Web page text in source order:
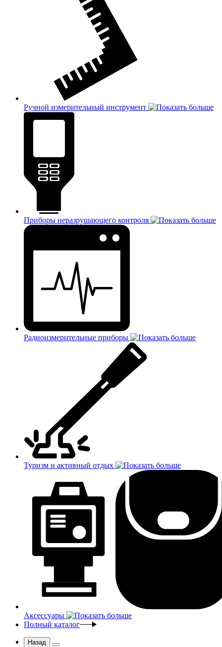
Ручной измерительный инструмент
Приборы неразрушающего контроля
Радиоизмерительные приборы
Туризм и активный отдых
Аксессуары
Полный каталог
Назад